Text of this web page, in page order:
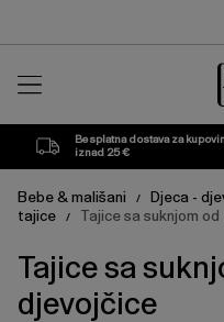
Besplatna dostava za
iznad 25 €
Bebe & mališani / Djeca -
tajice
/ Tajice sa suknjom
Tajice sa
djevojčice
može
ažurirati
na
odabira
može
ažurirati
na
odabira